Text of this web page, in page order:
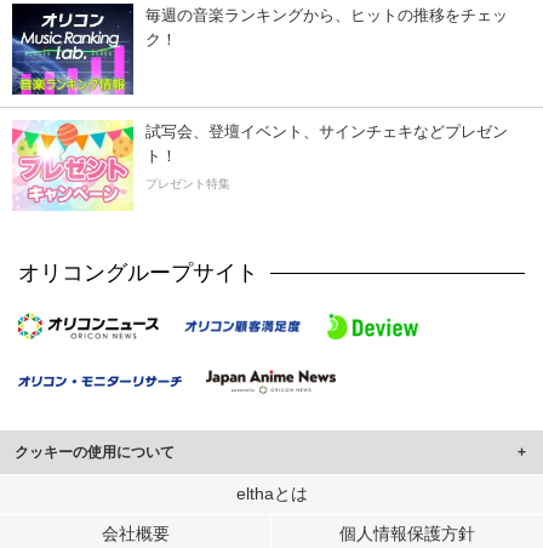
毎週の音楽ランキングから、ヒットの推移をチェッ
ク！
試写会、登壇イベント、サインチェキなどプレゼン
ト！
プレゼント特集
オリコングループサイト
クッキーの使用について
このサイトでは Cookie を使用して、ユーザーに合わせたコンテンツや広告の
行っています。
elthaとは
会社概要 個人情報保護方針